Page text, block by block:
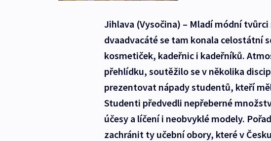
Jihlava (Vysočina) – Mladí módní
dvaadvacáté se tam konala celostátní
kosmetiček, kadeřnic i kadeřníků.
přehlídku, soutěžilo se v několika
prezentovat nápady studentů, kteří
Studenti předvedli nepřeberné
účesy a líčení i neobvyklé modely.
zachránit ty učební obory, které v